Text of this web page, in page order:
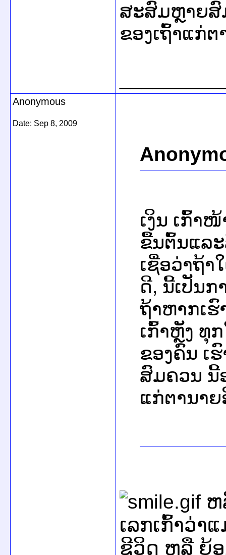
ສະສົມຫຼາຍສົ
ຂອງເຖົ້າແກ່
Anonymous
Date: Sep 8, 2009
ເງິນ ເກົ້າ
ຂື້ນຕົ້ນແລ
ເຊື່ອວ່າຖ້າ
ດີ, ນີ້ເປັນ
ຖ້າຫາກເຮົ
ເກົ້າຫຼັງ ທຸ
ຂອງຄົນ ເ
ສົມຄວນ ນີ້
ແກ່ຕານາ
ຫ
ເລກເກົ້າວ່າ
ຊີວິດ ຫລື ຍ້ອ